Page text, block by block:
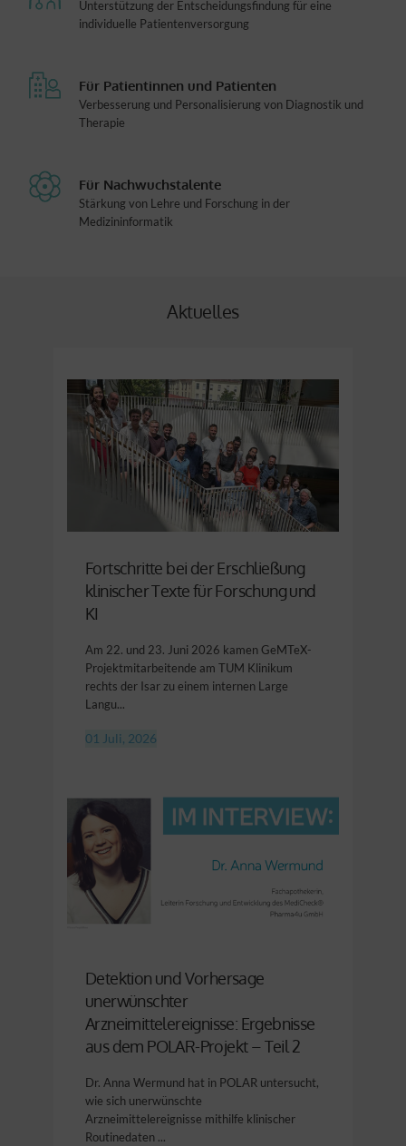
Unterstützung der Entscheidungsfindung für eine
individuelle Patientenversorgung
Für Patientinnen und Patienten
Verbesserung und Personalisierung von Diagnostik und
Therapie
Für Nachwuchstalente
Stärkung von Lehre und Forschung in der
Medizininformatik
Aktuelles
Fortschritte bei der Erschließung
klinischer Texte für Forschung und
KI
Am 22. und 23. Juni 2026 kamen GeMTeX-
Projektmitarbeitende am TUM Klinikum
rechts der Isar zu einem internen Large
Langu...
01 Juli, 2026
Detektion und Vorhersage
unerwünschter
Arzneimittelereignisse: Ergebnisse
aus dem POLAR-Projekt – Teil 2
Dr. Anna Wermund hat in POLAR untersucht,
wie sich unerwünschte
Arzneimittelereignisse mithilfe klinischer
Routinedaten ...